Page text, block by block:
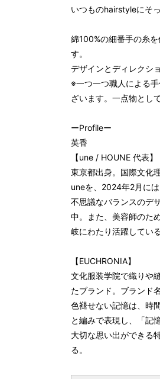
いつものhairstyleにそ
綿100%の細番手の糸
す。
デザインとディレクシ
※一つ一つ職人による
ざいます。一点物とし
ーProfileー
英香
【une / HOUNE 代表】
東京都出身。国際文化
uneを、2024年2月に
不思議なバランスのデ
中。また、美容師のた
岐にわたり活躍している
【EUCHRONIA】
文化服装学院で織りや
たブランド。ブランド
色褪せない記憶は、時
と編みで表現し、「記
大切な思い出ができる
る。